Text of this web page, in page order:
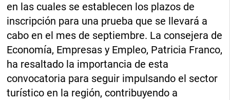
en las cuales se establecen los plazos de
inscripción para una prueba que se llevará a
cabo en el mes de septiembre. La consejera de
Economía, Empresas y Empleo, Patricia Franco,
ha resaltado la importancia de esta
convocatoria para seguir impulsando el sector
turístico en la región, contribuyendo a